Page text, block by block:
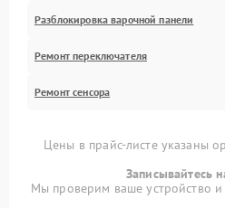
Разблокировка варочной панели
Ремонт переключателя
Ремонт сенсора
Цены в прайс-листе указаны
Записывайтесь
Мы проверим ваше устройство